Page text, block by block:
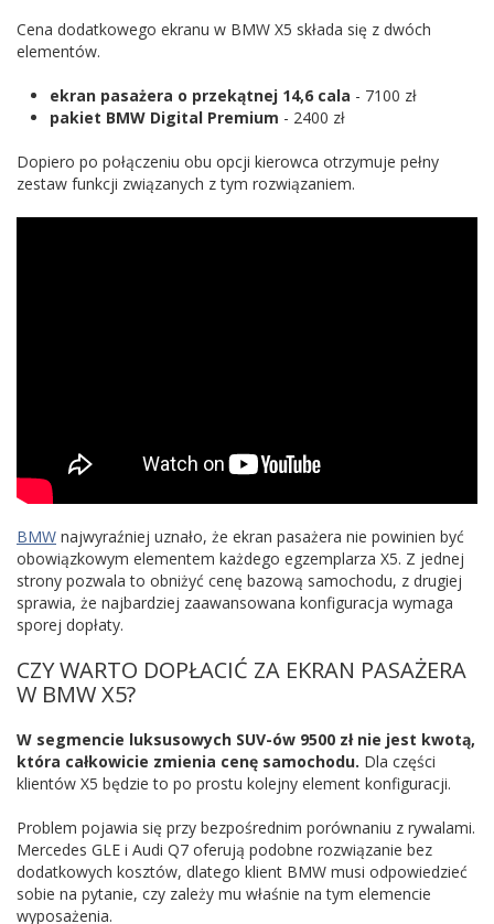
Cena dodatkowego ekranu w BMW X5 składa się z dwóch
elementów.
ekran pasażera o przekątnej 14,6 cala - 7100 zł
pakiet BMW Digital Premium - 2400 zł
Dopiero po połączeniu obu opcji kierowca otrzymuje pełny
zestaw funkcji związanych z tym rozwiązaniem.
BMW najwyraźniej uznało, że ekran pasażera nie powinien być
obowiązkowym elementem każdego egzemplarza X5. Z jednej
strony pozwala to obniżyć cenę bazową samochodu, z drugiej
sprawia, że najbardziej zaawansowana konfiguracja wymaga
sporej dopłaty.
CZY WARTO DOPŁACIĆ ZA EKRAN PASAŻERA
W BMW X5?
W segmencie luksusowych SUV-ów 9500 zł nie jest kwotą,
która całkowicie zmienia cenę samochodu. Dla części
klientów X5 będzie to po prostu kolejny element konfiguracji.
Problem pojawia się przy bezpośrednim porównaniu z rywalami.
Mercedes GLE i Audi Q7 oferują podobne rozwiązanie bez
dodatkowych kosztów, dlatego klient BMW musi odpowiedzieć
sobie na pytanie, czy zależy mu właśnie na tym elemencie
wyposażenia.